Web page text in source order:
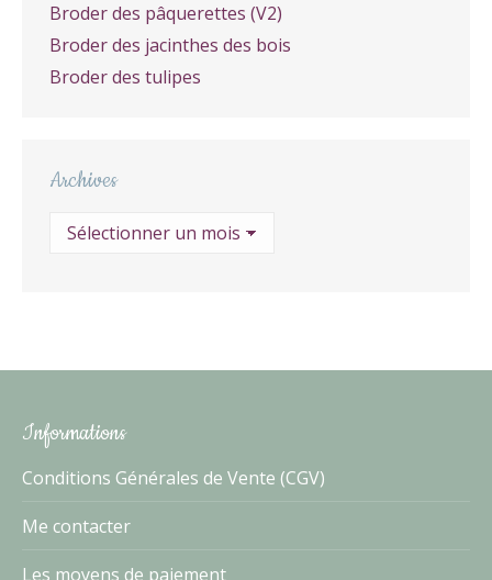
Broder des pâquerettes (V2)
Broder des jacinthes des bois
Broder des tulipes
Archives
Archives
Informations
Conditions Générales de Vente (CGV)
Me contacter
Les moyens de paiement